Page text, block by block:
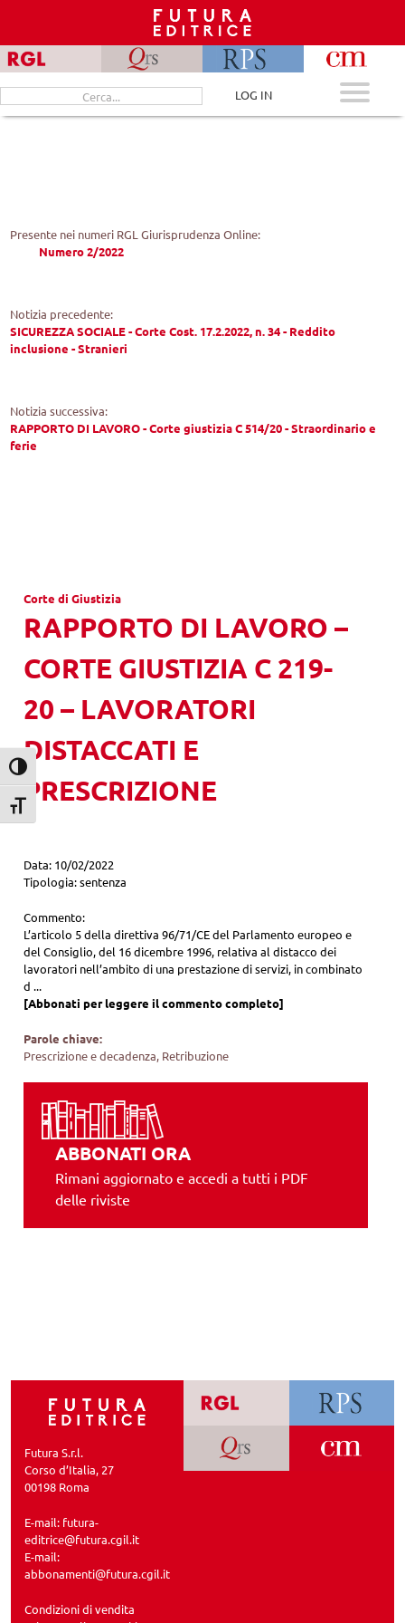
Attiva/disattiva alto contrasto
Attiva/disattiva dimensione testo
content
Cerca
per:
LOG IN
Presente nei numeri RGL Giurisprudenza Online:
Numero 2/2022
Notizia precedente:
SICUREZZA SOCIALE - Corte Cost. 17.2.2022, n. 34 - Reddito
inclusione - Stranieri
Notizia successiva:
RAPPORTO DI LAVORO - Corte giustizia C 514/20 - Straordinario e
ferie
Corte di Giustizia
RAPPORTO DI LAVORO –
CORTE GIUSTIZIA C 219-
20 – LAVORATORI
DISTACCATI E
PRESCRIZIONE
Data: 10/02/2022
Tipologia: sentenza
Commento:
L’articolo 5 della direttiva 96/71/CE del Parlamento europeo e
del Consiglio, del 16 dicembre 1996, relativa al distacco dei
lavoratori nell’ambito di una prestazione di servizi, in combinato
d ...
[Abbonati per leggere il commento completo]
Parole chiave:
Prescrizione e decadenza, Retribuzione
ABBONATI ORA
Rimani aggiornato e accedi a tutti i PDF
delle riviste
Futura S.r.l.
Corso d’Italia, 27
00198 Roma
E-mail: futura-
editrice@futura.cgil.it
E-mail:
abbonamenti@futura.cgil.it
Condizioni di vendita